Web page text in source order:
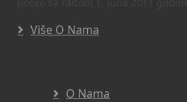
Više O Nama
O Nama